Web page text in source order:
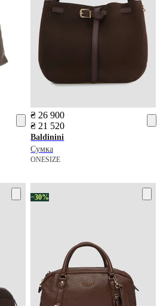
₴ 26 900
₴ 21 520
Baldinini
Сумка
ONESIZE
−30%